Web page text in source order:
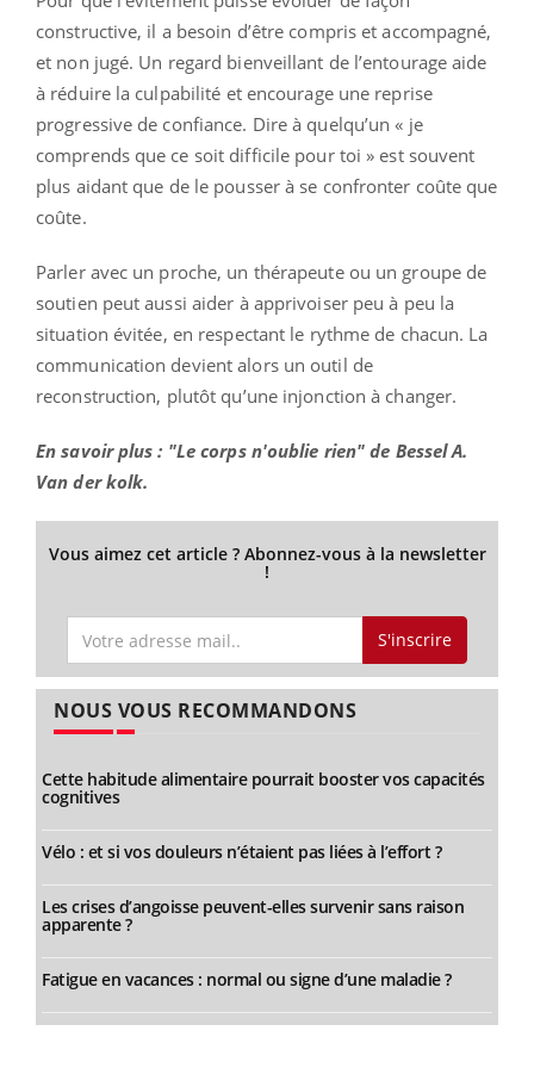
constructive, il a besoin d’être compris et accompagné,
et non jugé. Un regard bienveillant de l’entourage aide
à réduire la culpabilité et encourage une reprise
progressive de confiance. Dire à quelqu’un « je
comprends que ce soit difficile pour toi » est souvent
plus aidant que de le pousser à se confronter coûte que
coûte.
Parler avec un proche, un thérapeute ou un groupe de
soutien peut aussi aider à apprivoiser peu à peu la
situation évitée, en respectant le rythme de chacun. La
communication devient alors un outil de
reconstruction, plutôt qu’une injonction à changer.
En savoir plus : "Le corps n'oublie rien" de Bessel A.
Van der kolk.
Vous aimez cet article ? Abonnez-vous à la newsletter
!
S'inscrire
NOUS VOUS RECOMMANDONS
Cette habitude alimentaire pourrait booster vos capacités
cognitives
Vélo : et si vos douleurs n’étaient pas liées à l’effort ?
Les crises d’angoisse peuvent-elles survenir sans raison
apparente ?
Fatigue en vacances : normal ou signe d’une maladie ?